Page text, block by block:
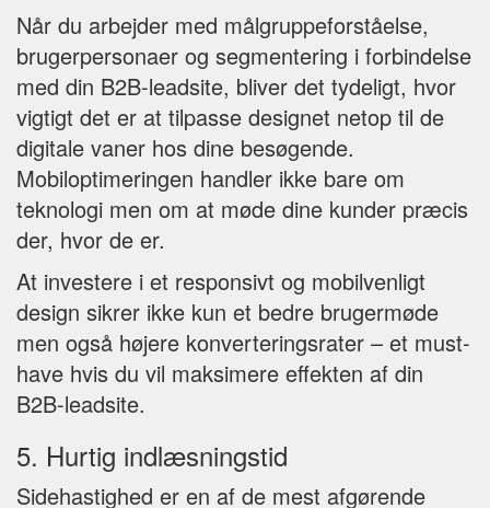
Når du arbejder med målgruppeforståelse,
brugerpersonaer og segmentering i forbindelse
med din B2B-leadsite, bliver det tydeligt, hvor
vigtigt det er at tilpasse designet netop til de
digitale vaner hos dine besøgende.
Mobiloptimeringen handler ikke bare om
teknologi men om at møde dine kunder præcis
der, hvor de er.
At investere i et responsivt og mobilvenligt
design sikrer ikke kun et bedre brugermøde
men også højere konverteringsrater – et must-
have hvis du vil maksimere effekten af din
B2B-leadsite.
5. Hurtig indlæsningstid
Sidehastighed er en af de mest afgørende